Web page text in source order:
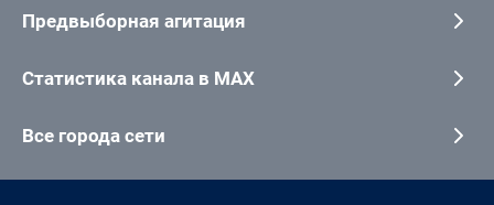
Предвыборная агитация
Статистика канала в MAX
Все города сети